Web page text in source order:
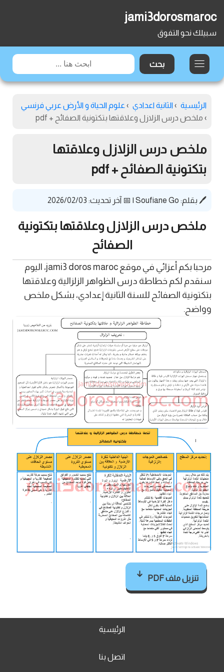
jami3dorosmaroc
سبيلك نحو التفوق
الرئيسية › الثانية اعدادي › علوم الحياة و الأرض عربي فرنسي
› ملخص درس الزلازل وعلاقتها بتكتونية الصفائح + pdf
ملخص درس الزلازل وعلاقتها
بتكتونية الصفائح + pdf
🖊️ بقلم: Soufiane Go
| 📅 آخر تحديث: 2026/02/03
ملخص درس الزلازل وعلاقتها بتكتونية
الصفائح
مرحبا بكم أعزائي في موقع jami3 doros maroc، اليوم
سنقدم لكم خطاطة درس الظواهر الزلزالية وعلاقتها
بتكتونية الصفائح للسنة الثانية إعدادي، بشكل ملخص
وواضح.
تنزيل ملف PDF
الرئيسية
اتصل بنا